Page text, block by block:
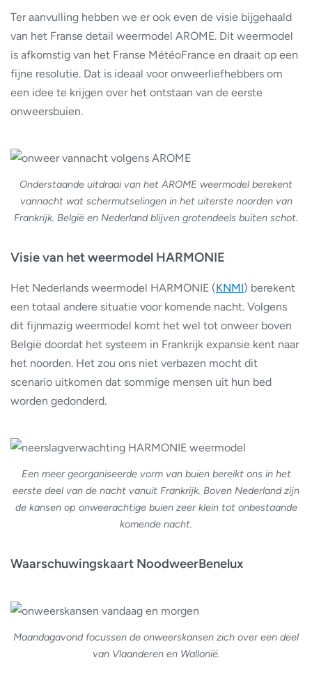
Ter aanvulling hebben we er ook even de visie bijgehaald
van het Franse detail weermodel AROME. Dit weermodel
is afkomstig van het Franse MétéoFrance en draait op een
fijne resolutie. Dat is ideaal voor onweerliefhebbers om
een idee te krijgen over het ontstaan van de eerste
onweersbuien.
Onderstaande uitdraai van het AROME weermodel berekent
vannacht wat schermutselingen in het uiterste noorden van
Frankrijk. België en Nederland blijven grotendeels buiten schot.
Visie van het weermodel HARMONIE
Het Nederlands weermodel HARMONIE (KNMI) berekent
een totaal andere situatie voor komende nacht. Volgens
dit fijnmazig weermodel komt het wel tot onweer boven
België doordat het systeem in Frankrijk expansie kent naar
het noorden. Het zou ons niet verbazen mocht dit
scenario uitkomen dat sommige mensen uit hun bed
worden gedonderd.
Een meer georganiseerde vorm van buien bereikt ons in het
eerste deel van de nacht vanuit Frankrijk. Boven Nederland zijn
de kansen op onweerachtige buien zeer klein tot onbestaande
komende nacht.
Waarschuwingskaart NoodweerBenelux
Maandagavond focussen de onweerskansen zich over een deel
van Vlaanderen en Wallonië.